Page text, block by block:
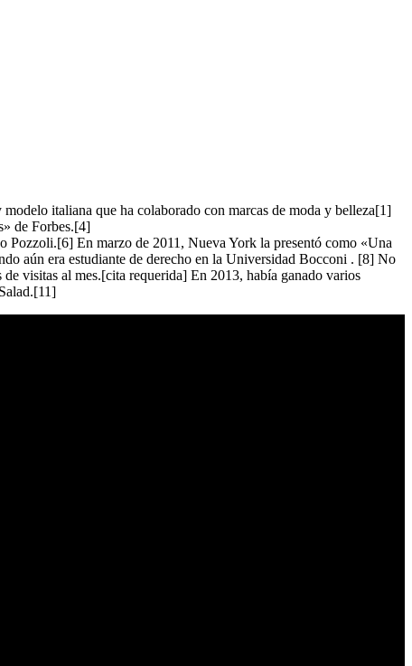
italiana que ha colaborado con marcas de moda y belleza[1]
de Forbes.[4]
En marzo de 2011, Nueva York la presentó como «Una
aún era estudiante de derecho en la Universidad Bocconi . [8] No
visitas al mes.[cita requerida] En 2013, había ganado varios